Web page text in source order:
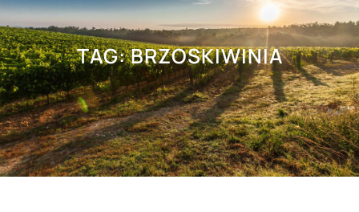
TAG:BRZOSKIWINIA